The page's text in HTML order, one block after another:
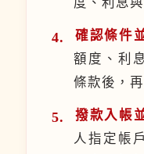
度、利息
確認條件
額度、利
條款後，
撥款入帳
人指定帳